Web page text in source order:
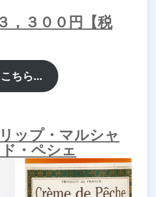
，３００円【税
ちら…
ップ・マルシャ
・ペシェ